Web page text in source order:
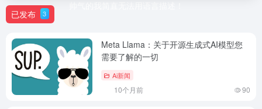
已发布 3
Meta Llama：关于开源生成式AI模型您
需要了解的一切
Ai新闻
10个月前 90